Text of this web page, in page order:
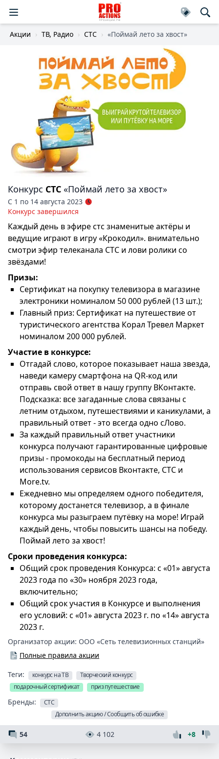
Акции ТВ, Радио СТС «Поймай лето за хвост»
Конкурс СТС «Поймай лето за хвост»
С 1 по 14 августа 2023
Конкурс завершился
Каждый день в эфире стс знаменитые актёры и
ведущие играют в игру «Крокодил». внимательно
смотри эфир телеканала СТС и лови ролики со
звёздами!
Призы:
Сертификат на покупку телевизора в магазине
электроники номиналом 50 000 рублей (13 шт.);
Главный приз: Сертификат на путешествие от
туристического агентства Корал Тревел Маркет
номиналом 200 000 рублей.
Участие в конкурсе:
Отгадай слово, которое показывает наша звезда,
наведи камеру смартфона на QR-код или
отправь свой ответ в нашу группу ВКонтакте.
Подсказка: все загаданные слова связаны с
летним отдыхом, путешествиями и каникулами, а
правильный ответ - это всегда одно сЛово.
За каждый правильный ответ участники
конкурса получают гарантированные цифровые
призы - промокоды на бесплатный период
использования сервисов Вконтакте, СТС и
More.tv.
Ежедневно мы определяем одного победителя,
которому достанется телевизор, а в финале
конкурса мы разыграем путёвку на море! Играй
каждый день, чтобы повысить шансы на победу.
Поймай лето за хвост!
Сроки проведения конкурса:
Общий срок проведения Конкурса: с «01» августа
2023 года по «30» ноября 2023 года,
включительно;
Общий срок участия в Конкурсе и выполнения
его условий: с «01» августа 2023 г. по «14» августа
2023 г.
Организатор акции: ООО «Сеть телевизионных станций»
Полные правила акции
Теги: конкурс на ТВ
Творческий конкурс
подарочный сертификат
приз путешествие
Бренды:
СТС
Дополнить акцию / Сообщить об ошибке
54 4 102 +8